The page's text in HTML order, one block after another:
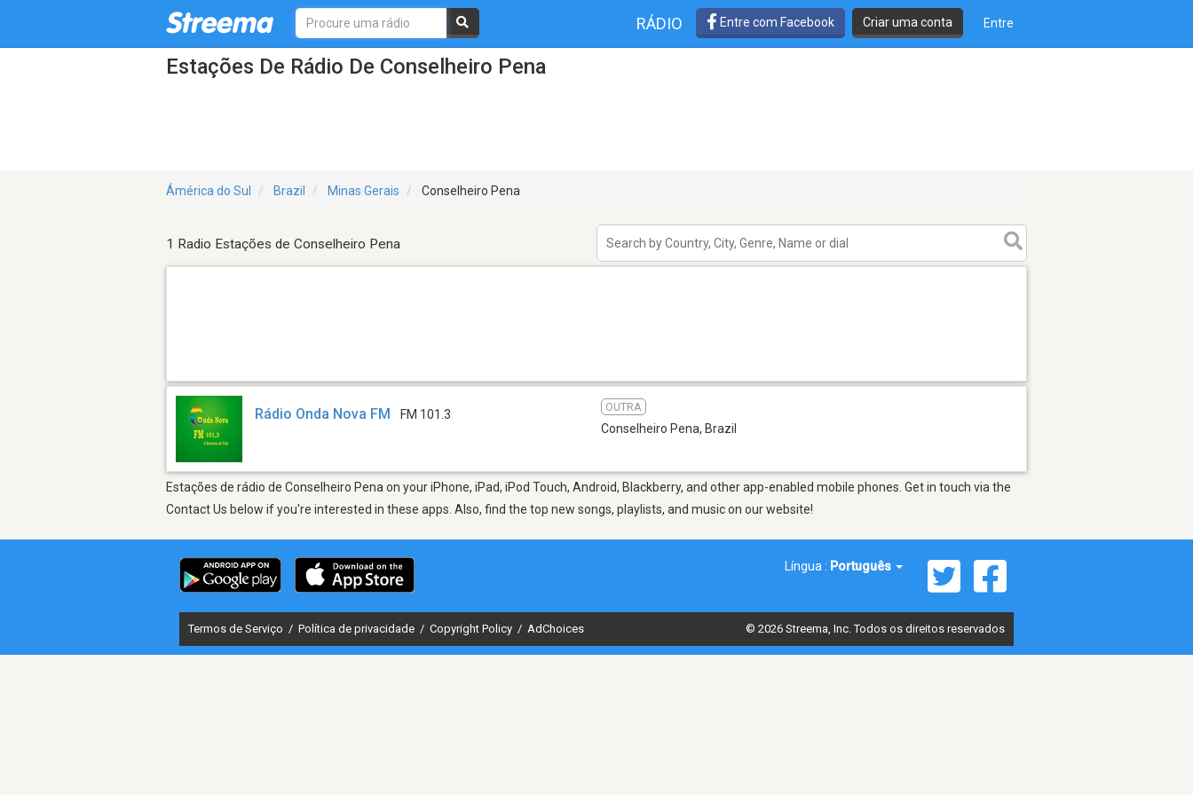
RÁDIO Entre com Facebook Criar uma conta Entre
Estações De Rádio De Conselheiro Pena
Ámérica do Sul Brazil Minas Gerais Conselheiro Pena
1 Radio Estações de Conselheiro Pena
Rádio Onda Nova FM FM 101.3
OUTRA
Conselheiro Pena, Brazil
Estações de rádio de Conselheiro Pena on your iPhone, iPad, iPod Touch, Android, Blackberry, and other app-enabled mobile phones. Get in touch via the
Contact Us below if you're interested in these apps. Also, find the top new songs, playlists, and music on our website!
Língua : Português
Termos de Serviço / Política de privacidade / Copyright Policy / AdChoices © 2026 Streema, Inc. Todos os direitos reservados